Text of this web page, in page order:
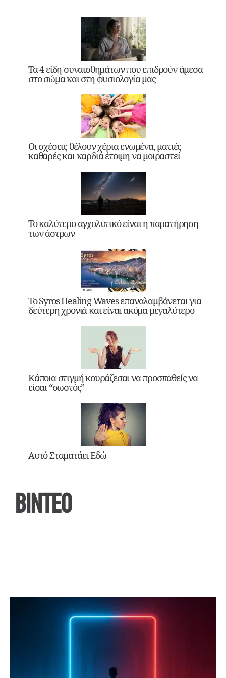
Τα 4 είδη συναισθημάτων που επιδρούν άμεσα
στο σώμα και στη φυσιολογία μας
Οι σχέσεις θέλουν χέρια ενωμένα, ματιές
καθαρές και καρδιά έτοιμη να μοιραστεί
Το καλύτερο αγχολυτικό είναι η παρατήρηση
των άστρων
Το Syros Healing Waves επαναλαμβάνεται για
δεύτερη χρονιά και είναι ακόμα μεγαλύτερο
Κάποια στιγμή κουράζεσαι να προσπαθείς να
είσαι “σωστός”
Αυτό Σταματάει Εδώ
ΒΙΝΤΕΟ